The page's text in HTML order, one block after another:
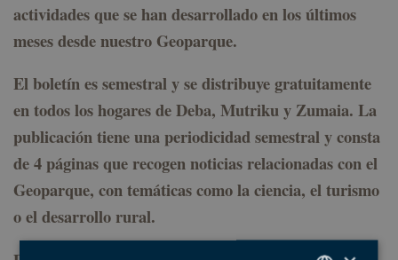
actividades que se han desarrollado en los últimos
meses desde nuestro Geoparque.
El boletín es semestral y se distribuye gratuitamente
en todos los hogares de Deba, Mutriku y Zumaia. La
publicación tiene una periodicidad semestral y consta
de 4 páginas que recogen noticias relacionadas con el
Geoparque, con temáticas como la ciencia, el turismo
o el desarrollo rural.